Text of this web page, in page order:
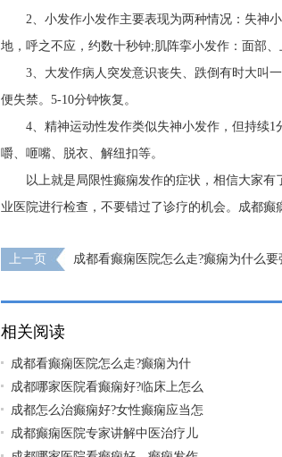
2、小发作小发作主要表现为两种情况：失神
地，呼之不应，约数十秒钟;肌阵挛小发作：面部
3、大发作病人突发意识丧失、跌倒有时大叫
便失禁。5-10分钟恢复。
4、精神运动性发作类似失神小发作，但持续
嚼、咂嘴、脱衣、解纽扣等。
以上就是局限性癫痫发作的症状，相信大家
业医院进行检查，不要错过了诊疗的机会。 成都癫
上一页
成都看癫痫医院怎么走?癫痫为什么要
相关阅读
​成都看癫痫医院怎么走?癫痫为什
成都哪家医院看癫痫好?临床上怎么
成都怎么治癫痫好?女性癫痫应当怎
成都癫痫医院专家讲解中医治疗儿